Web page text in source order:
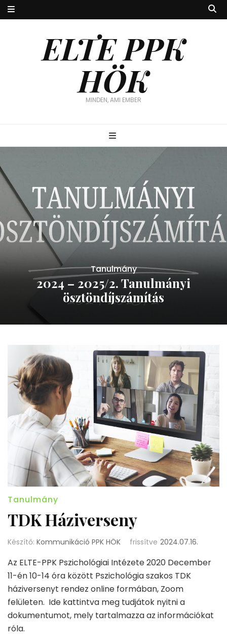
ELTE PPK
HÖK
MINDEN, AMI EMBER
Tanulmány
2024 – 2025/2. Tanulmányi
ösztöndíjszámítás
Tanulmány
TDK Háziverseny
Készítő: Kommunikáció PPK HÖK frissítve 2024.07.16.
Az ELTE-PPK Pszichológiai Intézete 2020 December
11-én 10-14 óra között Pszichológia szakos TDK
háziversenyt rendez online formában, Zoom
felületen. Ide kattintva meg tudjátok nyitni a
dokumentumot, mely tartalmazza az információkat
róla.